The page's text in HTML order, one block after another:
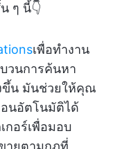
ๆ นี้👇
เพื่อทำงาน
วนการค้นหา
ขึ้น มันช่วยให้คุณ
นอัตโนมัติได้
กอร์เพื่อมอบ
ายตามกฎที่